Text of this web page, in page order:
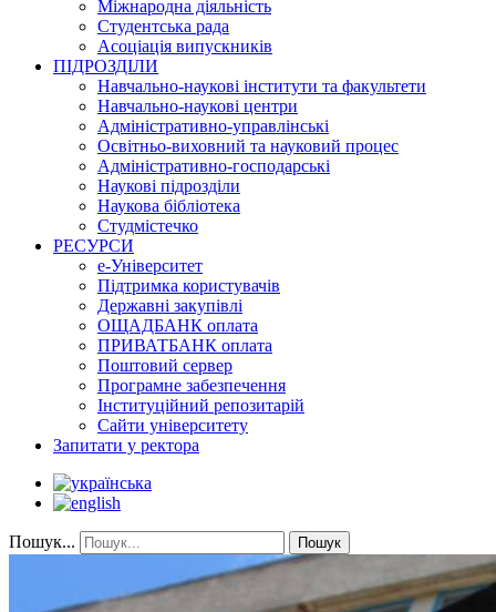
Міжнародна діяльність
Студентська рада
Асоціація випускників
ПІДРОЗДІЛИ
Навчально-наукові інститути та факультети
Навчально-наукові центри
Адміністративно-управлінські
Освітньо-виховний та науковий процес
Адміністративно-господарські
Наукові підрозділи
Наукова бібліотека
Студмістечко
РЕСУРСИ
е-Університет
Підтримка користувачів
Державні закупівлі
ОЩАДБАНК оплата
ПРИВАТБАНК оплата
Поштовий сервер
Програмне забезпечення
Інституційний репозитарій
Сайти університету
Запитати у ректора
Пошук... Пошук